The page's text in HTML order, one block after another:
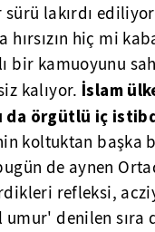
lakırdı
hırsızın hiç mi
bir kamuoyunu
kalıyor. İslam
da örgütlü iç
koltuktan başka
de aynen
refleksi,
denilen sıra